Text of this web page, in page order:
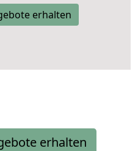
erhalten
erhalten